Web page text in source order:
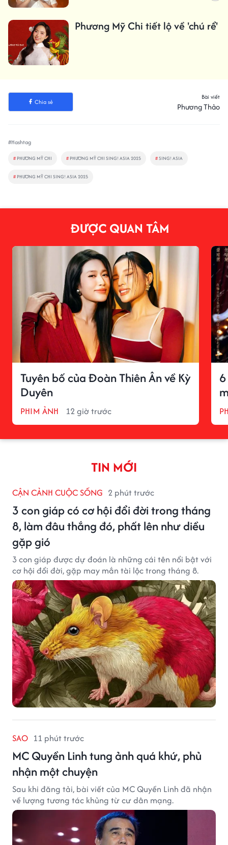
Phương Mỹ Chi tiết lộ về 'chú rể'
Chia sẻ
Bài viết
Phương Thảo
#Hashtag
# PHƯƠNG MỸ CHI # PHƯƠNG MỸ CHI SING! ASIA 2025 #SING! ASIA
# PHƯƠNG MỸ CHI SING! ASIA 2025
ĐƯỢC QUAN TÂM
Tuyên bố của Đoàn Thiên Ân về Kỳ
Duyên
PHIM ẢNH 12 giờ trước
TIN MỚI
CẬN CẢNH CUỘC SỐNG 2 phút trước
3 con giáp có cơ hội đổi đời trong tháng
8, làm đâu thắng đó, phất lên như diều
gặp gió
3 con giáp được dự đoán là những cái tên nổi bật với
cơ hội đổi đời, gặp may mắn tài lộc trong tháng 8.
SAO 11 phút trước
MC Quyền Linh tung ảnh quá khứ, phủ
nhận một chuyện
Sau khi đăng tải, bài viết của MC Quyền Linh đã nhận
về lượng tương tác khủng từ cư dân mạng.